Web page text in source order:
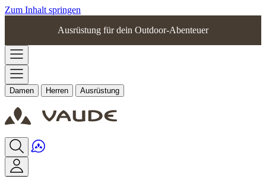
Zum Inhalt springen
Ausrüstung für dein Outdoor-Abenteuer
Damen Herren Ausrüstung